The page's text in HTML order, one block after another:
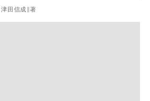
津田信成∥著